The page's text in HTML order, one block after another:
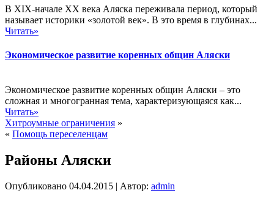
В XIX‑начале XX века Аляска переживала период, который
называет историки «золотой век». В это время в глубинах...
Читать»
Экономическое развитие коренных общин Аляски
Экономическое развитие коренных общин Аляски – это
сложная и многогранная тема, характеризующаяся как...
Читать»
Хитроумные ограничения »
« Помощь переселенцам
Районы Аляски
Опубликовано 04.04.2015 | Автор: admin